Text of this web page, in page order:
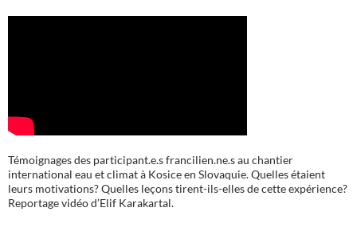
Témoignages des participant.e.s francilien.ne.s au chantier
international eau et climat à Kosice en Slovaquie. Quelles étaient
leurs motivations? Quelles leçons tirent-ils-elles de cette expérience?
Reportage vidéo d’Elif Karakartal.